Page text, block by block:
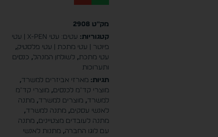
מק"ט 2908
קטגוריות:
עטים: עטי X-PEN | עטי
פיוטר | עטי מתכת | עטי פלסטיק,
עטי מתכת, לשולחן המנהל, כנסים
ותערוכות
תגיות: מארזי אביזרים למשרד,
מוצרי קד"מ לכנסים, מוצרי קד"מ
למשרד, מוצרים למשרד, מתנה
לאנשי עסקים, מתנה למשרד,
מתנה לעובדים מצטיינים, מתנה
עם לוגו החברה, מתנות לאנשי